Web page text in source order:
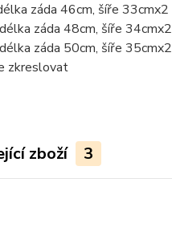
záda 46cm, šíře 33cmx2
záda 48cm, šíře 34cmx2
záda 50cm, šíře 35cmx2
zkreslovat
zboží 3